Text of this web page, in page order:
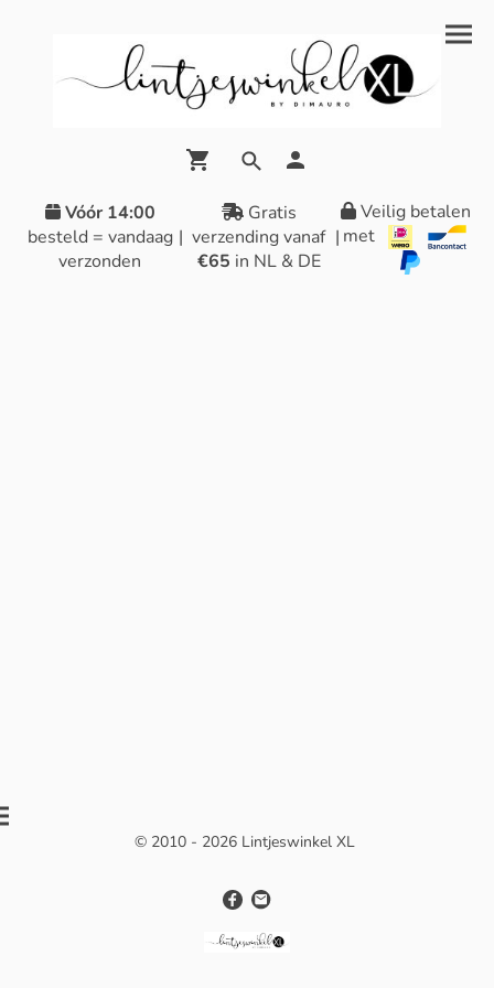
Vóór 14:00
besteld = vandaag
verzonden
|
Gratis
verzending vanaf
€65 in NL & DE
|
Veilig betalen
met
© 2010 - 2026 Lintjeswinkel XL